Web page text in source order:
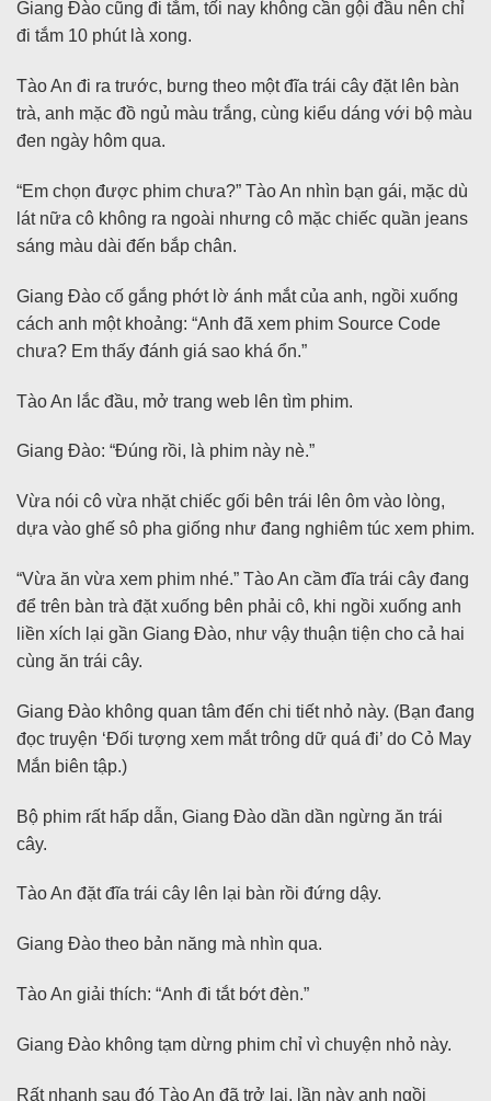
Giang Đào cũng đi tắm, tối nay không cần gội đầu nên chỉ
đi tắm 10 phút là xong.
Tào An đi ra trước, bưng theo một đĩa trái cây đặt lên bàn
trà, anh mặc đồ ngủ màu trắng, cùng kiểu dáng với bộ màu
đen ngày hôm qua.
“Em chọn được phim chưa?” Tào An nhìn bạn gái, mặc dù
lát nữa cô không ra ngoài nhưng cô mặc chiếc quần jeans
sáng màu dài đến bắp chân.
Giang Đào cố gắng phớt lờ ánh mắt của anh, ngồi xuống
cách anh một khoảng: “Anh đã xem phim Source Code
chưa? Em thấy đánh giá sao khá ổn.”
Tào An lắc đầu, mở trang web lên tìm phim.
Giang Đào: “Đúng rồi, là phim này nè.”
Vừa nói cô vừa nhặt chiếc gối bên trái lên ôm vào lòng,
dựa vào ghế sô pha giống như đang nghiêm túc xem phim.
“Vừa ăn vừa xem phim nhé.” Tào An cầm đĩa trái cây đang
để trên bàn trà đặt xuống bên phải cô, khi ngồi xuống anh
liền xích lại gần Giang Đào, như vậy thuận tiện cho cả hai
cùng ăn trái cây.
Giang Đào không quan tâm đến chi tiết nhỏ này. (Bạn đang
đọc truyện ‘Đối tượng xem mắt trông dữ quá đi’ do Cỏ May
Mắn biên tập.)
Bộ phim rất hấp dẫn, Giang Đào dần dần ngừng ăn trái
cây.
Tào An đặt đĩa trái cây lên lại bàn rồi đứng dậy.
Giang Đào theo bản năng mà nhìn qua.
Tào An giải thích: “Anh đi tắt bớt đèn.”
Giang Đào không tạm dừng phim chỉ vì chuyện nhỏ này.
Rất nhanh sau đó Tào An đã trở lại, lần này anh ngồi